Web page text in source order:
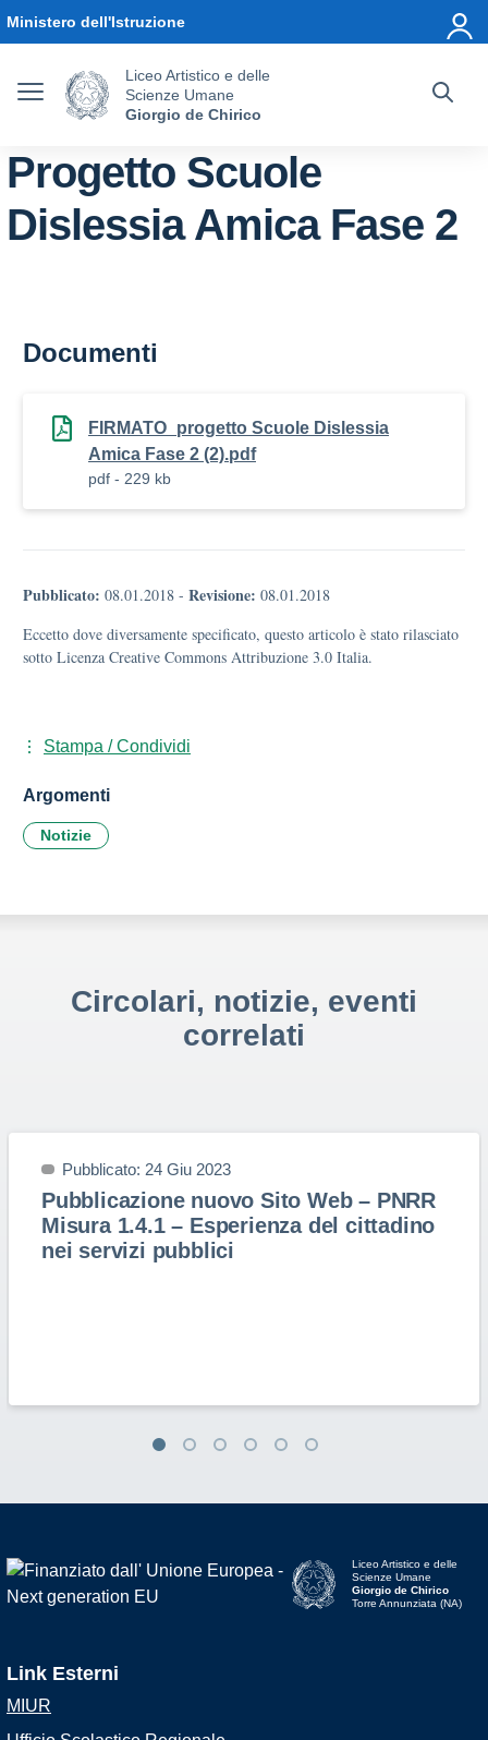
Ministero dell'Istruzione
Liceo Artistico e delle
Scienze Umane
Giorgio de Chirico
Progetto Scuole
Dislessia Amica Fase 2
Documenti
FIRMATO_progetto Scuole Dislessia
Amica Fase 2 (2).pdf
pdf - 229 kb
Pubblicato: 08.01.2018 - Revisione: 08.01.2018
Eccetto dove diversamente specificato, questo articolo è stato rilasciato
sotto Licenza Creative Commons Attribuzione 3.0 Italia.
Stampa / Condividi
Argomenti
Notizie
Circolari, notizie, eventi
correlati
Pubblicato: 24 Giu 2023
Pubblicazione nuovo Sito Web – PNRR
Misura 1.4.1 – Esperienza del cittadino
nei servizi pubblici
Liceo Artistico e delle
Scienze Umane
Giorgio de Chirico
Torre Annunziata (NA)
Link Esterni
MIUR